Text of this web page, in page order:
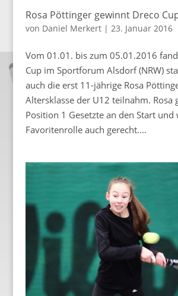
Rosa Pöttinger gewinnt Dreco
von Daniel Merkert| 23. Januar 2016
Vom 01.01. bis zum 05.01.2016
Cup im Sportforum Alsdorf (NRW)
auch die erst 11-jährige Rosa
Altersklasse der U12 teilnahm. Rosa
Position 1 Gesetzte an den Start
Favoritenrolle auch gerecht....